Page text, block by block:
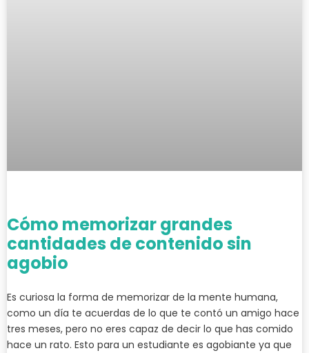
Cómo memorizar grandes
cantidades de contenido sin
agobio
Es curiosa la forma de memorizar de la mente humana,
como un día te acuerdas de lo que te contó un amigo hace
tres meses, pero no eres capaz de decir lo que has comido
hace un rato. Esto para un estudiante es agobiante ya que